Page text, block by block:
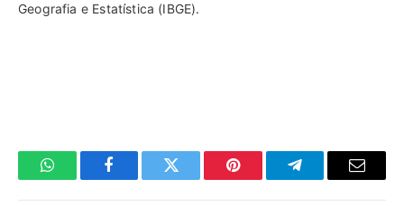
Geografia e Estatística (IBGE).
WhatsAppFacebookTwitter Pinterest TelegramaE-